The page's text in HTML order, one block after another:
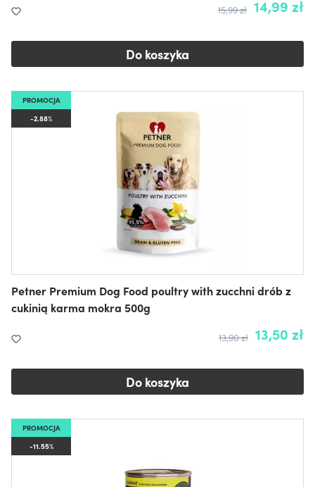
14,99 zł
15,99 zł
Do koszyka
PROMOCJA
-2.88%
Petner Premium Dog Food poultry with zucchni drób z
cukinią karma mokra 500g
13,50 zł
13,90 zł
Do koszyka
PROMOCJA
-11.55%